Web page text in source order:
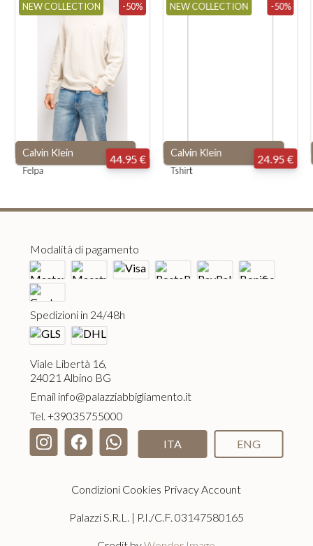
-50%
NEW COLLECTION
Calvin Klein
Felpa
44.95 €
-50%
NEW COLLECTION
Calvin Klein
Tshirt
24.95 €
Modalità di pagamento
Spedizioni in 24/48h
Viale Libertà 16,
24021 Albino BG
Email info@palazziabbigliamento.it
Tel. +39035755000
ITA ENG
Condizioni Cookies PrivacyAccount
Palazzi S.R.L. | P.I./C.F. 03147580165